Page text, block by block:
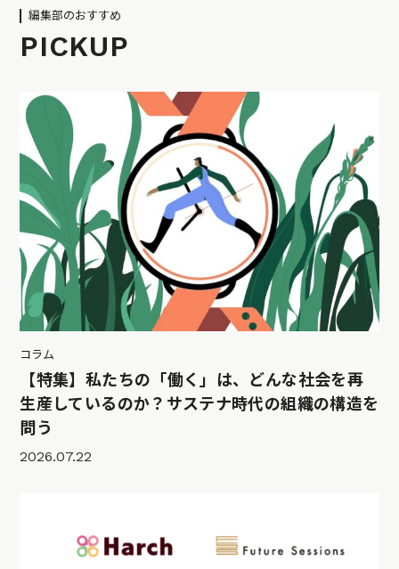
編集部のおすすめ
PICKUP
コラム
【特集】私たちの「働く」は、どんな社会を再
生産しているのか？サステナ時代の組織の構造を
問う
2026.07.22